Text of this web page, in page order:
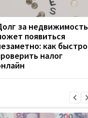
за недвижимость
появиться
как быстро
налог